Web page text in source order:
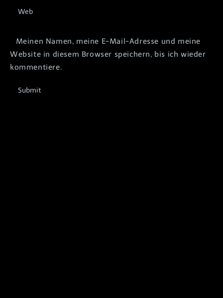
Meinen Namen, meine E-Mail-Adresse und meine
Website in diesem Browser speichern, bis ich wieder
kommentiere.
Submit